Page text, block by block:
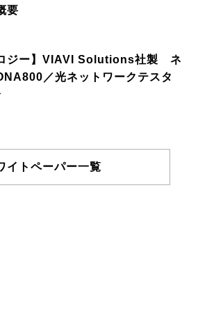
要
ロジー】VIAVI Solutions社製 ネ
／光ネットワークテスタ
イトペーパー一覧